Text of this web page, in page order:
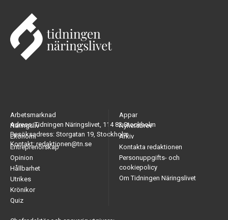
Adress: Tidningen Näringslivet, 114 82 Stockholm
Besöksadress: Storgatan 19, Stockholm
Kontakt: redaktionen@tn.se
Arbetsmarknad
Näringsliv
Ekonomi
Entreprenörskap
Opinion
Hållbarhet
Utrikes
Krönikor
Quiz
Appar
Nyhetsbrev
Arkiv
Kontakta redaktionen
Personuppgifts- och
cookiepolicy
Om Tidningen Näringslivet